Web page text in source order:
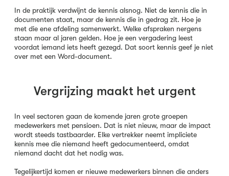
In de praktijk verdwijnt de kennis alsnog. Niet de kennis die in
documenten staat, maar de kennis die in gedrag zit. Hoe je
met die ene afdeling samenwerkt. Welke afspraken nergens
staan maar al jaren gelden. Hoe je een vergadering leest
voordat iemand iets heeft gezegd. Dat soort kennis geef je niet
over met een Word-document.
Vergrijzing maakt het urgent
In veel sectoren gaan de komende jaren grote groepen
medewerkers met pensioen. Dat is niet nieuw, maar de impact
wordt steeds tastbaarder. Elke vertrekker neemt impliciete
kennis mee die niemand heeft gedocumenteerd, omdat
niemand dacht dat het nodig was.
Tegelijkertijd komen er nieuwe medewerkers binnen die anders